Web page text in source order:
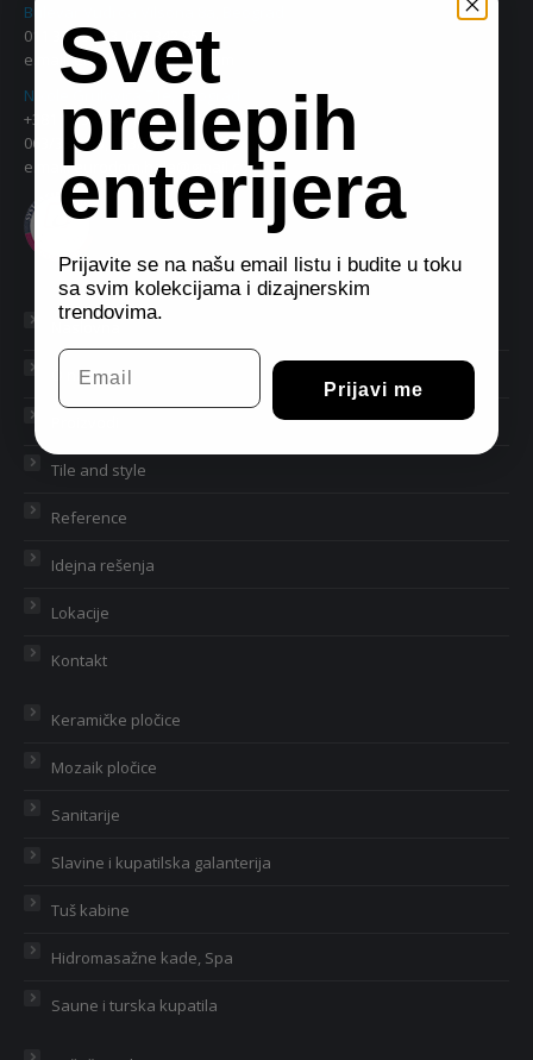
Bulevar Vudroa Vilsona 8a, Beograd
011 38 09 543, 063 342 956
e.mail:eurodom2@gmail.com
Nikole Grulovića 71e, Beograd
+381 11 34 74 713, 30 46 463
063/330833, 063/342849
e.mail:eurodom.hala@gmail.com
O nama
Tile and style
Reference
Idejna rešenja
Lokacije
Kontakt
Keramičke pločice
Mozaik pločice
Sanitarije
Slavine i kupatilska galanterija
Tuš kabine
Hidromasažne kade, Spa
Saune i turska kupatila
Svet
prelepih
enterijera
Prijavite se na našu email listu i budite u toku
sa svim kolekcijama i dizajnerskim
trendovima.
Email
Prijavi me